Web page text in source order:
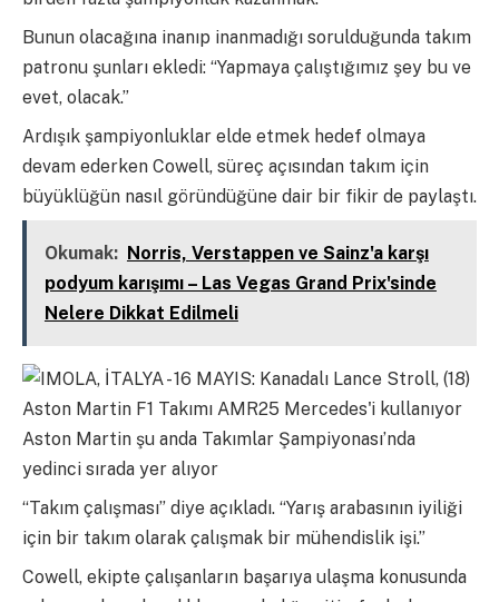
Bunun olacağına inanıp inanmadığı sorulduğunda takım
patronu şunları ekledi: “Yapmaya çalıştığımız şey bu ve
evet, olacak.”
Ardışık şampiyonluklar elde etmek hedef olmaya
devam ederken Cowell, süreç açısından takım için
büyüklüğün nasıl göründüğüne dair bir fikir de paylaştı.
Okumak: Norris, Verstappen ve Sainz'a karşı
podyum karışımı – Las Vegas Grand Prix'sinde
Nelere Dikkat Edilmeli
Aston Martin şu anda Takımlar Şampiyonası’nda
yedinci sırada yer alıyor
“Takım çalışması” diye açıkladı. “Yarış arabasının iyiliği
için bir takım olarak çalışmak bir mühendislik işi.”
Cowell, ekipte çalışanların başarıya ulaşma konusunda